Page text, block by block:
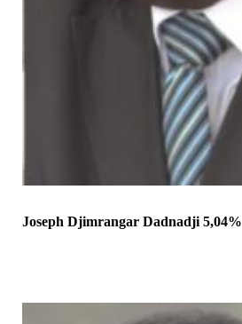
Joseph Djimrangar Dadnadji 5,04%